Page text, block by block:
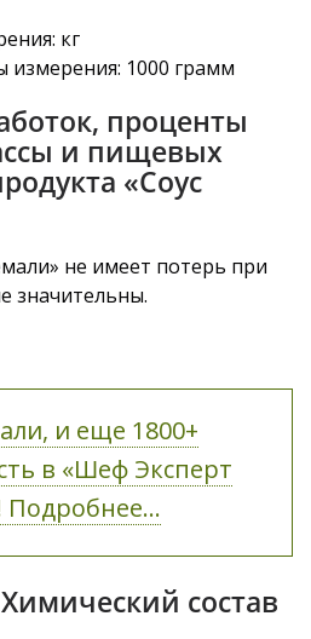
кг
измерения: 1000 грамм
проценты
и пищевых
«Соус
не имеет потерь при
значительны.
и еще 1800+
в «Шеф Эксперт
Подробнее...
состав